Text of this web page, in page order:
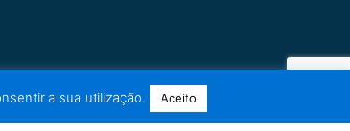
a sua utilização. Aceito